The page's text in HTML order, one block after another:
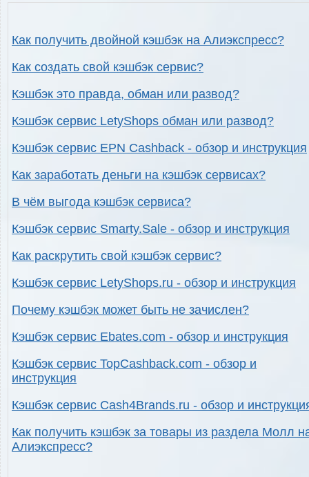
Как получить двойной кэшбэк на Алиэкспресс?
Как создать свой кэшбэк сервис?
Кэшбэк это правда, обман или развод?
Кэшбэк сервис LetyShops обман или развод?
Кэшбэк сервис EPN Cashback - обзор и инструкция
Как заработать деньги на кэшбэк сервисах?
В чём выгода кэшбэк сервиса?
Кэшбэк сервис Smarty.Sale - обзор и инструкция
Как раскрутить свой кэшбэк сервис?
Кэшбэк сервис LetyShops.ru - обзор и инструкция
Почему кэшбэк может быть не зачислен?
Кэшбэк сервис Ebates.com - обзор и инструкция
Кэшбэк сервис TopCashback.com - обзор и
инструкция
Кэшбэк сервис Cash4Brands.ru - обзор и
Как получить кэшбэк за товары из раздела Молл
Алиэкспресс?